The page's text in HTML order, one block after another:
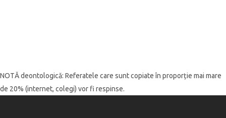
NOTĂ deontologică: Referatele care sunt copiate în proporție mai mare
de 20% (internet, colegi) vor fi respinse.